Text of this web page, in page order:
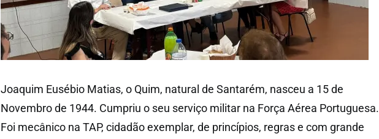
Joaquim Eusébio Matias, o Quim, natural de Santarém, nasceu a 15 de
Novembro de 1944. Cumpriu o seu serviço militar na Força Aérea Portuguesa.
Foi mecânico na TAP, cidadão exemplar, de princípios, regras e com grande